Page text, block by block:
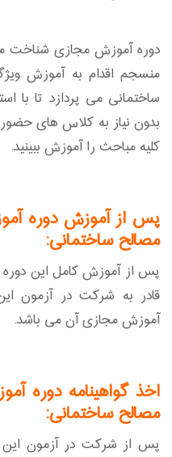
دوره آموزش مجازی شناخت
منسجم اقدام به آموزش
ساختمانی می پردازد تا با
بدون نیاز به کلاس های
کلیه مباحث را آموزش ببینید.
پس از آموزش دوره
مصالح ساختمانی:
پس از آموزش کامل این دوره
قادر به شرکت در آزمون
آموزش مجازی آن می باشد.
اخذ گواهینامه دوره
مصالح ساختمانی:
پس از شرکت در آزمون این